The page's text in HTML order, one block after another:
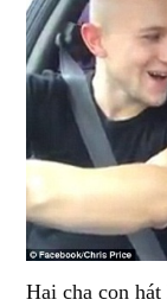
Hai cha con